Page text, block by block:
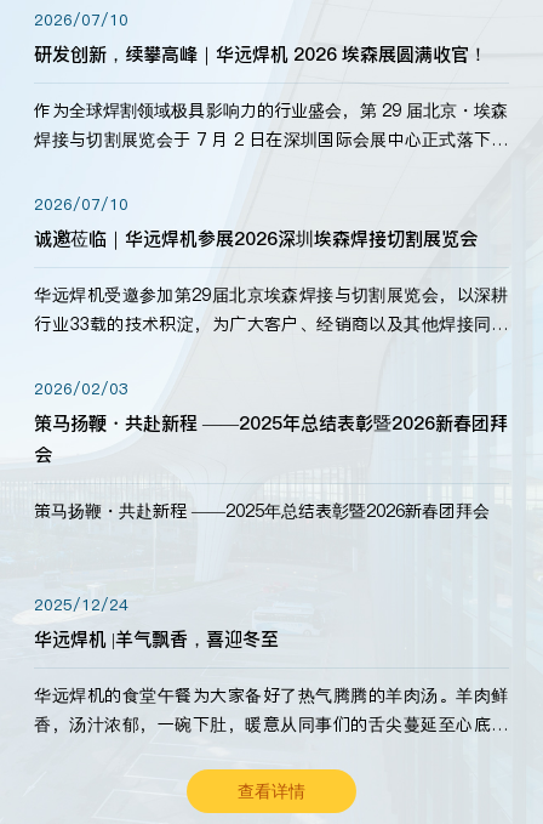
2026/07/10
研发创新，续攀高峰｜华远焊机 2026 埃森展圆满收官！
作为全球焊割领域极具影响力的行业盛会，第 29 届北京・埃森
焊接与切割展览会于 7 月 2 日在深圳国际会展中心正式落下帷
标准，持之以恒研发新产品、新技术。新老客户、行业伙伴、
海内外客户为目睹公司发布的新产…
2026/07/10
诚邀莅临｜华远焊机参展2026深圳埃森焊接切割展览会
华远焊机受邀参加第29届北京埃森焊接与切割展览会，以深耕
行业33载的技术积淀，为广大客户、经销商以及其他焊接同仁
2026/02/03
策马扬鞭・共赴新程 ——2025年总结表彰暨2026新春团拜
会
策马扬鞭・共赴新程 ——2025年总结表彰暨2026新春团拜会
2025/12/24
华远焊机 |羊气飘香，喜迎冬至
华远焊机的食堂午餐为大家备好了热气腾腾的羊肉汤。羊肉鲜
香，汤汁浓郁，一碗下肚，暖意从同事们的舌尖蔓延至心底。
查看详情